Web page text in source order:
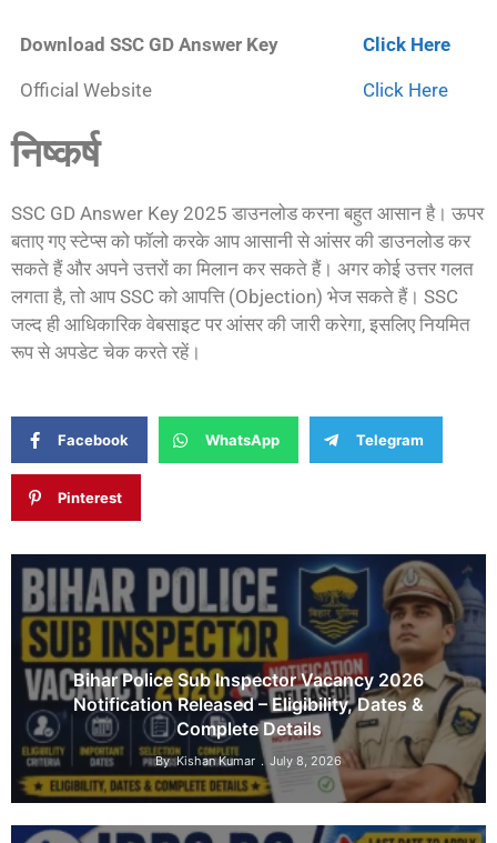
Download SSC GD Answer Key Click Here
Official Website Click Here
निष्कर्ष
SSC GD Answer Key 2025 डाउनलोड करना बहुत आसान है। ऊपर
बताए गए स्टेप्स को फॉलो करके आप आसानी से आंसर की डाउनलोड कर
सकते हैं और अपने उत्तरों का मिलान कर सकते हैं। अगर कोई उत्तर गलत
लगता है, तो आप SSC को आपत्ति (Objection) भेज सकते हैं। SSC
जल्द ही आधिकारिक वेबसाइट पर आंसर की जारी करेगा, इसलिए नियमित
रूप से अपडेट चेक करते रहें।
Facebook WhatsApp Telegram
Pinterest
Bihar Police Sub Inspector Vacancy 2026
Notification Released – Eligibility, Dates &
Complete Details
By Kishan Kumar July 8, 2026